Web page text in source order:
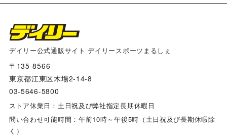
デイリー公式通販サイト デイリースポーツまるしぇ
〒135-8566
東京都江東区木場2-14-8
03-5646-5800
ストア休業日：土日祝及び弊社指定長期休暇日
問い合わせ可能時間：午前10時～午後5時（土日祝及び長期休暇除
く）